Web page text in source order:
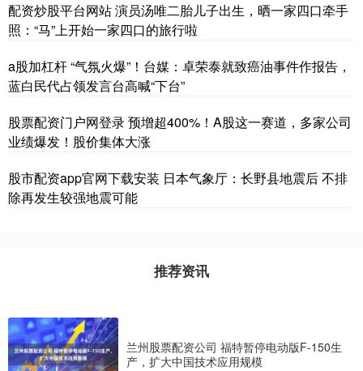
配资炒股平台网站 演员汤唯二胎儿子出生，晒一家四口牵手
照：“马”上开始一家四口的旅行啦
a股加杠杆 “气氛火爆”！台媒：卓荣泰就致癌油事件作报告，
蓝白民代占领发言台高喊“下台”
股票配资门户网登录 预增超400%！A股这一赛道，多家公司
业绩爆发！股价集体大涨
股市配资app官网下载安装 日本气象厅：长野县地震后 不排
除再发生较强地震可能
推荐资讯
兰州股票配资公司 福特暂停电动版F-150生
产，扩大中国技术应用规模